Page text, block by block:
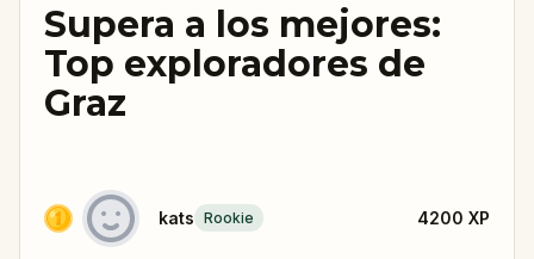
Supera a los mejores:
Top exploradores de
Graz
kats Rookie 4200 XP